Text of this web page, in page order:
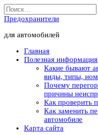
Перейти
к
содержанию
Search
for:
Предохранители
для автомобилей
Главная
Полезная информация
Какие бывают
виды, типы,
Почему
причины
Как проверить
Как заменить
автомобиле
Карта сайта